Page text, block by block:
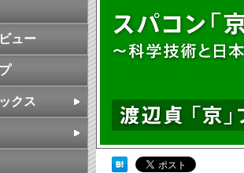
ュー
クス